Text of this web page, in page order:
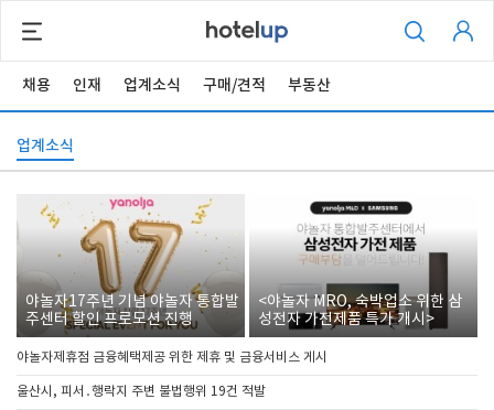
채용 인재 업계소식 구매/견적 부동산
업계소식
야놀자17주년 기념 야놀자 통합발
주센터 할인 프로모션 진행
<야놀자 MRO, 숙박업소 위한 삼
성전자 가전제품 특가 개시>
야놀자제휴점 금융혜택제공 위한 제휴 및 금융서비스 게시
울산시, 피서․행락지 주변 불법행위 19건 적발